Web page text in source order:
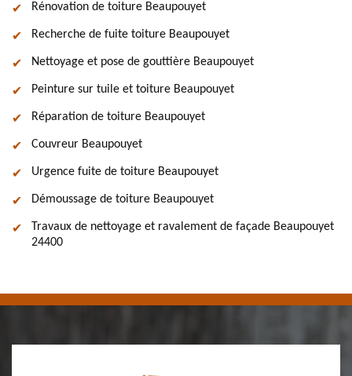
Rénovation de toiture Beaupouyet
Recherche de fuite toiture Beaupouyet
Nettoyage et pose de gouttière Beaupouyet
Peinture sur tuile et toiture Beaupouyet
Réparation de toiture Beaupouyet
Couvreur Beaupouyet
Urgence fuite de toiture Beaupouyet
Démoussage de toiture Beaupouyet
Travaux de nettoyage et ravalement de façade Beaupouyet
24400